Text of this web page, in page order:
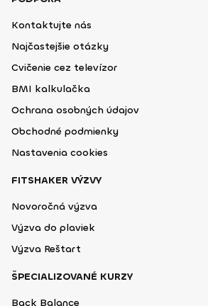
Kontaktujte nás
Najčastejšie otázky
Cvičenie cez televízor
BMI kalkulačka
Ochrana osobných údajov
Obchodné podmienky
Nastavenia cookies
FITSHAKER VÝZVY
Novoročná výzva
Výzva do plaviek
Výzva Reštart
ŠPECIALIZOVANÉ KURZY
Back Balance